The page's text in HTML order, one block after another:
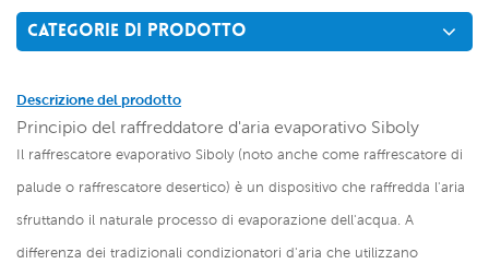
CATEGORIE DI PRODOTTO
Descrizione del prodotto
Principio del raffreddatore d'aria evaporativo Siboly
Il raffrescatore evaporativo Siboly (noto anche come raffrescatore di
palude o raffrescatore desertico) è un dispositivo che raffredda l'aria
sfruttando il naturale processo di evaporazione dell'acqua. A
differenza dei tradizionali condizionatori d'aria che utilizzano